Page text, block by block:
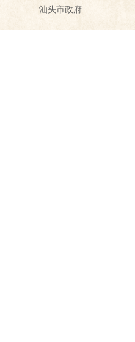
汕头市政府